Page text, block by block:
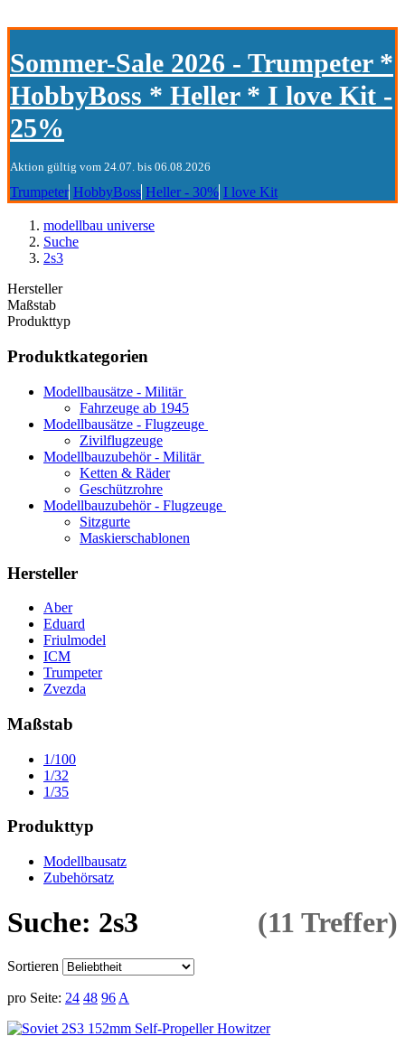
Sommer-Sale 2026 - Trumpeter *
HobbyBoss * Heller * I love Kit -
25%
Aktion gültig vom 24.07. bis 06.08.2026
Trumpeter HobbyBoss Heller - 30% I love Kit
modellbau universe
Suche
2s3
Hersteller
Maßstab
Produkttyp
Produktkategorien
Modellbausätze - Militär
Fahrzeuge ab 1945
Modellbausätze - Flugzeuge
Zivilflugzeuge
Modellbauzubehör - Militär
Ketten & Räder
Geschützrohre
Modellbauzubehör - Flugzeuge
Sitzgurte
Maskierschablonen
Hersteller
Aber
Eduard
Friulmodel
ICM
Trumpeter
Zvezda
Maßstab
1/100
1/32
1/35
Produkttyp
Modellbausatz
Zubehörsatz
Suche: 2s3 (11 Treffer)
Sortieren
pro Seite: 24 48 96 A